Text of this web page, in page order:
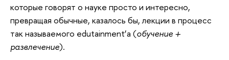
которые говорят о науке просто и интересно,
превращая обычные, казалось бы, лекции в процесс
так называемого edutainment’а (обучение +
развлечение).